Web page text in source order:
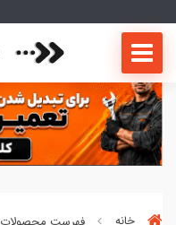
خانه فهرست محصولات